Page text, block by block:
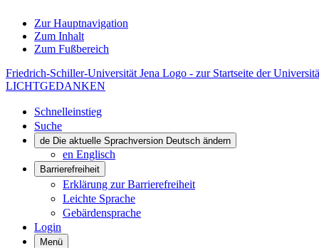
Zur Hauptnavigation
Zum Inhalt
Zum Fußbereich
Friedrich-Schiller-Universität Jena Logo - zur Startseite der
LICHTGEDANKEN
Schnelleinstieg
Suche
de Die aktuelle Sprachversion Deutsch ändern
en Englisch
Barrierefreiheit
Erklärung zur Barrierefreiheit
Leichte Sprache
Gebärdensprache
Login
Menü